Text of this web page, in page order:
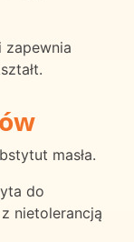
zapewnia
masła.
do
nietolerancją